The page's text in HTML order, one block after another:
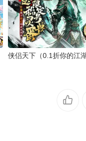
侠侣天下（0.1折你的江湖